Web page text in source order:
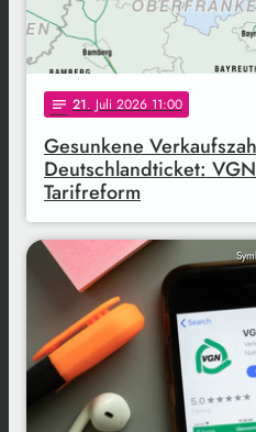
notes 21. Juli 2026 11:00
Gesunkene
Deutschlandticket:
Tarifreform